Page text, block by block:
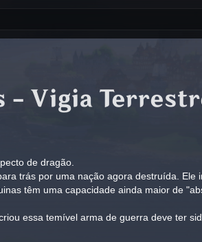
- Vigia
de dragão.
trás por uma nação agora destruída. Ele
têm uma capacidade ainda maior de
essa temível arma de guerra deve ter